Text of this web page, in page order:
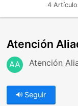
4
Atención
AA Atención
Seguir